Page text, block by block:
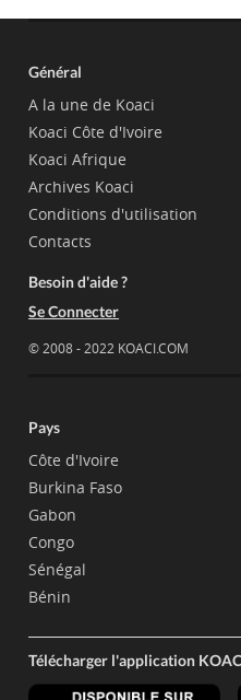
Général
A la une de Koaci
Koaci Côte d'Ivoire
Koaci Afrique
Archives Koaci
Conditions d'utilisation
Contacts
Besoin d'aide ?
Se Connecter
© 2008 - 2022 KOACI.COM
Pays
Côte d'Ivoire
Burkina Faso
Gabon
Congo
Sénégal
Bénin
Télécharger l'application